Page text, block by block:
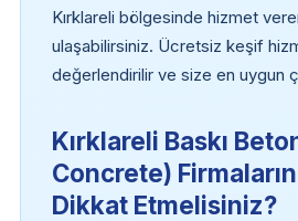
Kırklareli bölgesinde hizmet
ulaşabilirsiniz. Ücretsiz keşif
değerlendirilir ve size en uygun
Kırklareli Baskı
Concrete)
Dikkat Etmelisiniz?